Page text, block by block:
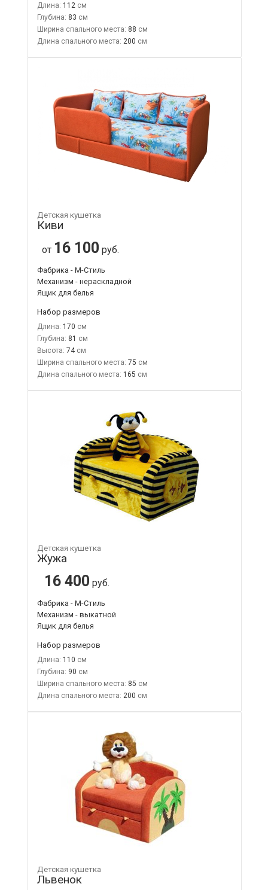
Длина: 112
Глубина: 83
Ширина спального места: 88
Длина спального места: 200
Детская кушетка
Киви
от 16 100 руб.
Фабрика - М-Стиль
Механизм - нераскладной
Ящик для белья
Набор размеров
Длина: 170
Глубина: 81
Высота: 74
Ширина спального места: 75
Длина спального места: 165
Детская кушетка
Жужа
16 400 руб.
Фабрика - М-Стиль
Механизм - выкатной
Ящик для белья
Набор размеров
Длина: 110
Глубина: 90
Ширина спального места: 85
Длина спального места: 200
Детская кушетка
Львенок